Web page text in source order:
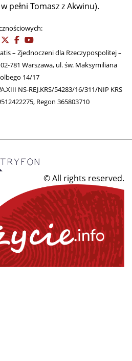
pełni Tomasz z Akwinu).
– Zjednoczeni dla Rzeczypospolitej –
781 Warszawa, ul. św. Maksymiliana
14/17
NS-REJ.KRS/54283/16/311/NIP KRS
Regon 365803710
© All rights reserved.